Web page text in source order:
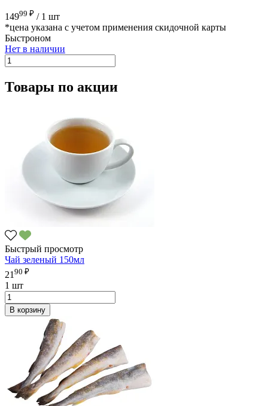
14999 ₽ / 1 шт
*цена указана с учетом применения скидочной карты
Быстроном
Нет в наличии
Товары по акции
Быстрый просмотр
Чай зеленый 150мл
21 90 ₽
1 шт
В корзину